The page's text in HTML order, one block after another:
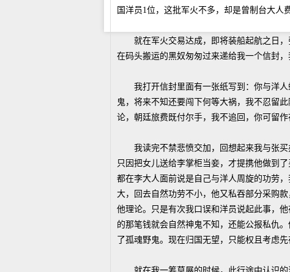
国洋员1位，这批军火不多，却是曾制台大人
就在军火交易达成，即将装船起航之日，
在码头搬运的黑奴匆匆过来递给我一个信封
我打开信封里面有一张纸写到：你与洋人
鬼，将来不知还要闯下何等大祸，我不忍留
论，朝廷旅费既付尔手，我不追回，你可留
我读完不禁悲愤交加，回想起来我与张买
只因把女儿送给李掌柜当妾，才提携他做到
都在李大人面前说是自己与洋人周旋的功劳
大，回去自然功劳不小，他又私吞部分采购
他理论。只是有次我口误和洋员说起此事，
的那笔钱就会自然神鬼不知，还能公报私仇
了孤魂野鬼。现在归国无望，只能权且考虑